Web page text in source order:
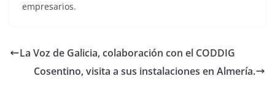
empresarios.
La Voz de Galicia, colaboración con el CODDIG
Cosentino, visita a sus instalaciones en Almería.